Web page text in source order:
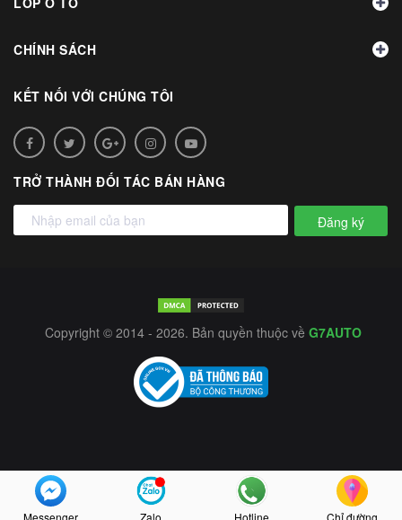
CHÍNH SÁCH
KẾT NỐI VỚI CHÚNG TÔI
TRỞ THÀNH ĐỐI TÁC BÁN HÀNG
Đăng ký
Copyright © 2014 - 2026. Bản quyền thuộc về G7AUTO
Messenger Zalo Hotline Chỉ đường